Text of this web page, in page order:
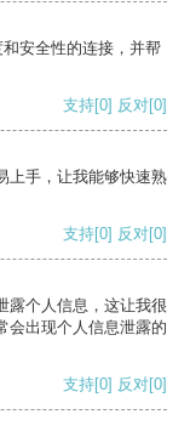
安全性的连接，并帮
支持[0] 反对[0]
上手，让我能够快速熟
支持[0] 反对[0]
露个人信息，这让我很
会出现个人信息泄露的
支持[0] 反对[0]